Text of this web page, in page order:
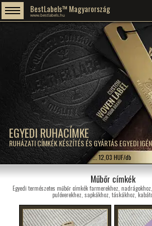
EGYEDI RUHACÍMKE
RUHÁZATI CÍMKÉK KÉSZÍTÉS ÉS GYÁRTÁS EGYEDI
BestLabels™ Magyarország
www.bestlabels.hu
... 12,03 HUF/db
Műbőr címkék
Egyedi természetes műbőr címkék farmerekhez,
pulóverekhez, sapkákhoz, táskákhoz,